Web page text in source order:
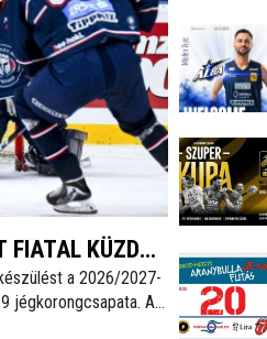
FIATAL KÜZD
a 2026/2027-
jégkorongcsapata. Az